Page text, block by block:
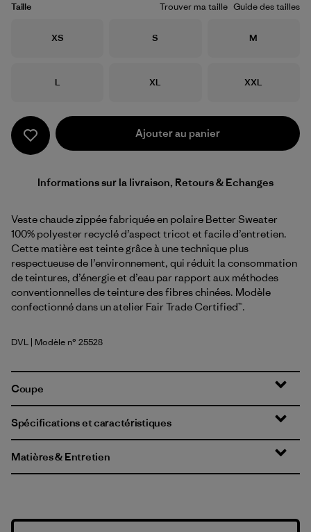
Taille Trouver ma taille Guide des tailles
Taille
XS Taille
S Taille
M
Taille
L Taille
XL Taille
XXL
Ajouter au panier
Informations sur la livraison, Retours & Echanges
Veste chaude zippée fabriquée en polaire Better Sweater
100% polyester recyclé d’aspect tricot et facile d’entretien.
Cette matière est teinte grâce à une technique plus
respectueuse de l’environnement, qui réduit la consommation
de teintures, d’énergie et d’eau par rapport aux méthodes
conventionnelles de teinture des fibres chinées. Modèle
confectionné dans un atelier Fair Trade Certified™.
Dried Vanilla
DVL | Modèle n° 25528
Coupe
Spécifications et caractéristiques
Matières & Entretien